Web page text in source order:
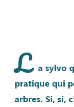
L a sylvo
pratique qui
arbres. Si, si,